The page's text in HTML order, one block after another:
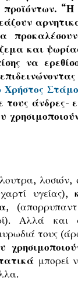
και
να
Χρήστος
άνδρες-
υγείας),
,
Αλλά και
τους
μπορεί